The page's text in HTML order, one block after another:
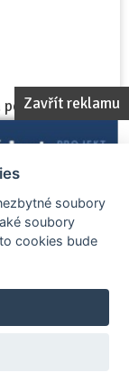
Zavřít reklamu
soubory
soubory
cookies bude